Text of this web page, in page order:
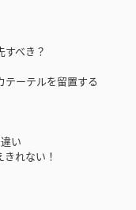
べき？
ーテルを留置する
い
れない！